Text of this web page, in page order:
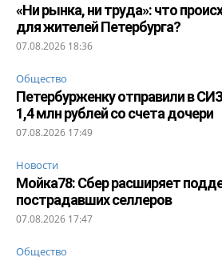
«Ни рынка, ни труда»: что
для жителей Петербурга?
07.08.2026 18:36
Общество
Петербурженку отправили в
1,4 млн рублей со счета дочери
07.08.2026 17:49
Новости
Мойка78: Сбер расширяет
пострадавших селлеров
07.08.2026 17:47
Общество